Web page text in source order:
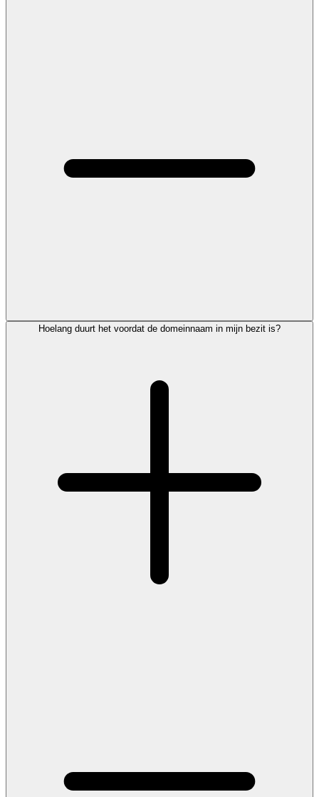
Hoelang duurt het voordat de domeinnaam in mijn bezit is?